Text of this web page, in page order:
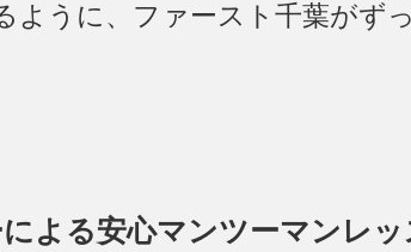
ように、ファースト千葉がず
よる安心マンツーマンレ